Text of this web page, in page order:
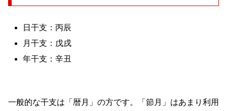
日干支：丙辰
月干支：戊戌
年干支：辛丑
一般的な干支は「暦月」の方です。「節月」はあまり利用